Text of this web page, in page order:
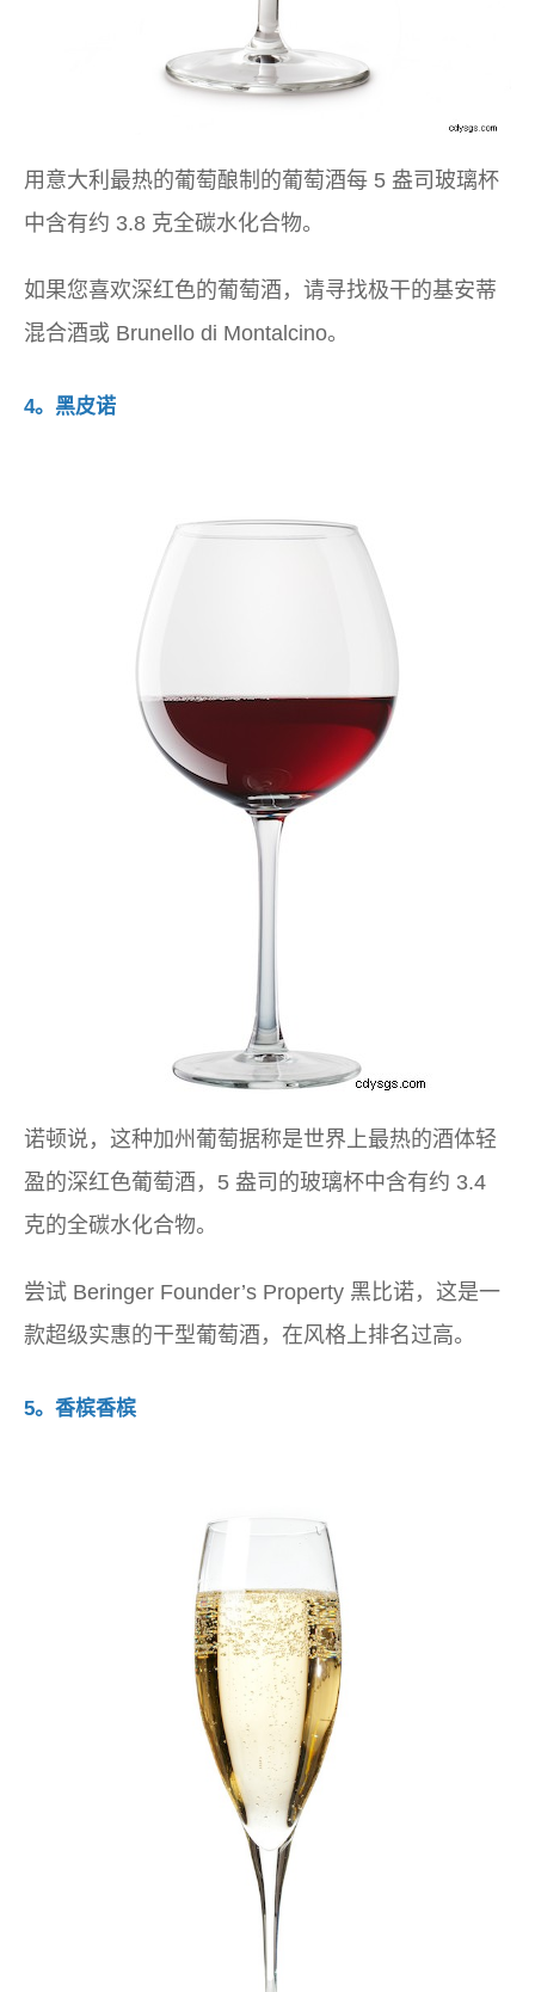
用意大利最热的葡萄酿制的葡萄酒每 5 盎司玻璃杯
中含有约 3.8 克全碳水化合物。
如果您喜欢深红色的葡萄酒，请寻找极干的基安蒂
混合酒或 Brunello di Montalcino。
4。黑皮诺
诺顿说，这种加州葡萄据称是世界上最热的酒体轻
盈的深红色葡萄酒，5 盎司的玻璃杯中含有约 3.4
克的全碳水化合物。
尝试 Beringer Founder’s Property 黑比诺，这是一
款超级实惠的干型葡萄酒，在风格上排名过高。
5。香槟香槟